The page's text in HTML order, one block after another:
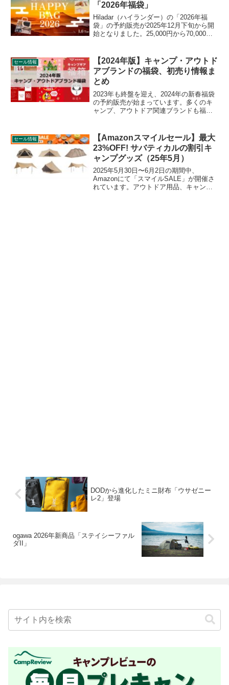
す。
「2026年福袋」
Hiladar（ハイランダー）の「2026年福
袋」の予約販売が2025年12月下旬から開
始となりました。25,000円から70,000円
ミフレーム2ルームテントなどがセットに
なったお得な福袋です。詳細をレビュー
します。
セール情報
【2024年版】キャンプ・アウトド
アブランドの福袋、初売り情報ま
とめ
2023年も終盤を迎え、2024年の新春福袋
の予約販売が始まっています。多くのキ
ャンプ、アウトドア関連ブランドも福袋
ューします。
セール情報
【Amazonスマイルセール】最大
23%OFF! サバティカルの割引キ
ャンプグッズ（25年5月）
2025年5月30日〜6月2日の期間中、
Amazonにて「スマイルSALE」が開催さ
れています。アウトドア用品、キャンプ
DODから進化したミニ財布「ウサゼニー
レ2」登場
ogawa 2026年新商品「ステイシーファル
ダII」